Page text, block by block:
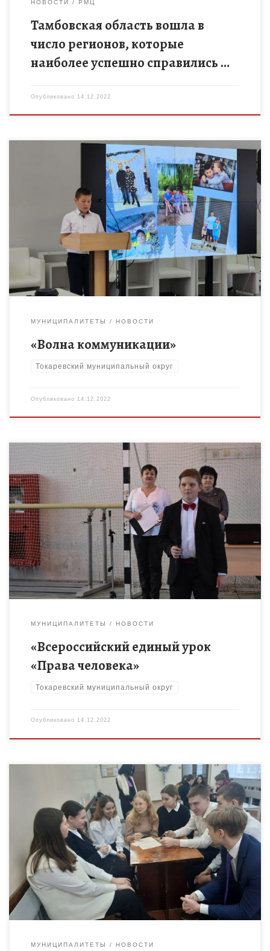
НОВОСТИ РМЦ
Тамбовская область вошла в
число регионов, которые
наиболее успешно справились …
Опубликовано 14.12.2022
Обучающиеся Токаревского РДДТ Яковлев Иван и
Хворостинина Евгения приняли участие в региональном
конкурсе юных журналистов «Волна коммуникации». Конкурс
проходил в несколько этапов. На окончательном этапе […]
МУНИЦИПАЛИТЕТЫ НОВОСТИ
«Волна коммуникации»
Токаревский муниципальный округ
Опубликовано 14.12.2022
В декабре 2022 года проводится образовательная акция
«Всероссийский единый урок «Права человека». Проведение
единого урока приурочено к празднованию Дня Конституции
Российской Федерации». Единый урок – […]
МУНИЦИПАЛИТЕТЫ НОВОСТИ
«Всероссийский единый урок
«Права человека»
Токаревский муниципальный округ
Опубликовано 14.12.2022
Конституционные права и свободы человека и гражданина —
неотъемлемые наиболее важные права и свободы,
принадлежащие ему от рождения (в надлежащих случаях в
силу его гражданства), […]
МУНИЦИПАЛИТЕТЫ НОВОСТИ